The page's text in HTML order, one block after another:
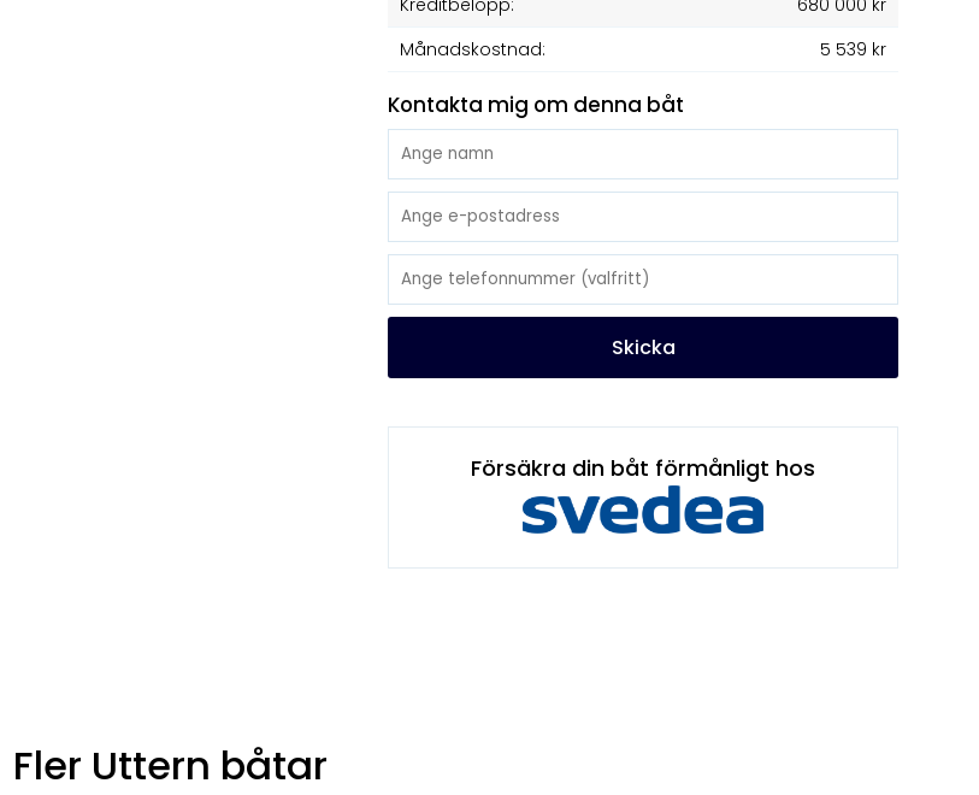
Kreditbelopp:
680 000 kr
Månadskostnad:
5 539 kr
Kontakta mig om denna båt
Skicka
Försäkra din båt förmånligt hos
Fler Uttern båtar